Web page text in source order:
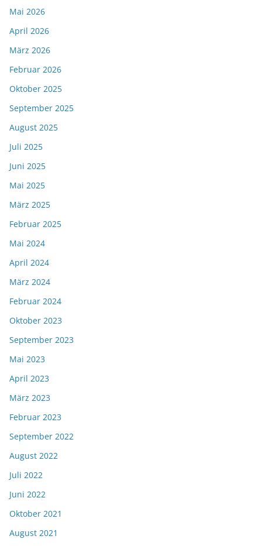
Mai 2026
April 2026
März 2026
Februar 2026
Oktober 2025
September 2025
August 2025
Juli 2025
Juni 2025
Mai 2025
März 2025
Februar 2025
Mai 2024
April 2024
März 2024
Februar 2024
Oktober 2023
September 2023
Mai 2023
April 2023
März 2023
Februar 2023
September 2022
August 2022
Juli 2022
Juni 2022
Oktober 2021
August 2021